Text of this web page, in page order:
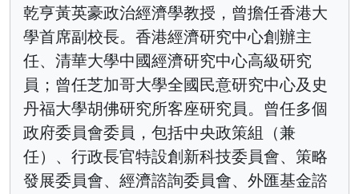
乾亨黃英豪政治經濟學教授，曾擔任香港大
學首席副校長。香港經濟研究中心創辦主
任、清華大學中國經濟研究中心高級研究
員；曾任芝加哥大學全國民意研究中心及史
丹福大學胡佛研究所客座研究員。曾任多個
政府委員會委員，包括中央政策組（兼
任）、行政長官特設創新科技委員會、策略
發展委員會、經濟諮詢委員會、外匯基金諮